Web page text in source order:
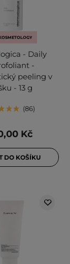
- Daily
-
peeling v
- 13 g
86
Kč
DO KOŠÍKU